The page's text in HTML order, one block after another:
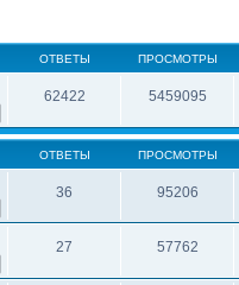
ОТВЕТЫ ПРОСМОТРЫ
62422 5459095
ОТВЕТЫ ПРОСМОТРЫ
36 95206
27 57762